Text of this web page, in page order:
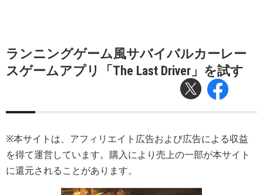
ランニングゲーム風サバイバルカーレー
スゲームアプリ「The Last Driver」を試す
※本サイトは、アフィリエイト広告および広告による収益
を得て運営しています。購入により売上の一部が本サイト
に還元されることがあります。